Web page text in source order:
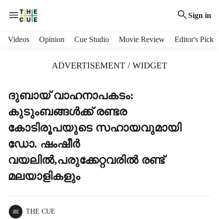
Sign in
Videos Opinion Cue Studio Movie Review Editor's Pick
ADVERTISEMENT / WIDGET
ദുബായ് വാഹനാപകടം:
കുടുംബങ്ങൾക്ക് രണ്ടര
കോടിരൂപയുടെ സഹായവുമായി
ഡോ. ഷംഷീർ
വയലിൽ,പരുക്കേറ്റവരിൽ രണ്ട്
മലയാളികളും
THE CUE